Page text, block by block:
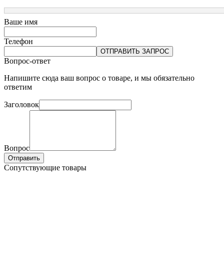
Ваше имя
Телефон
ОТПРАВИТЬ ЗАПРОС
Вопрос-ответ
Напишите сюда ваш вопрос о товаре, и мы обязательно
ответим
Заголовок
Вопрос
Отправить
Сопутствующие товары